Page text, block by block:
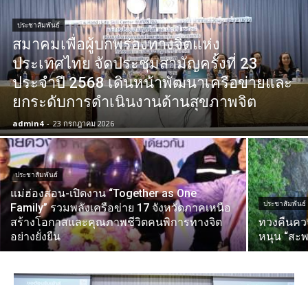
ประชาสัมพันธ์
สมาคมเพื่อผู้บกพร่องทางจิตแห่ง
ประเทศไทย จัดประชุมสามัญครั้งที่ 23
ประจำปี 2568 เดินหน้าพัฒนาเครือข่ายและ
ยกระดับการดำเนินงานด้านสุขภาพจิต
admin4 - 23 กรกฎาคม 2026
ประชาสัมพันธ์
แม่ฮ่องสอน-เปิดงาน “Together as One
Family” รวมพลังเครือข่าย 17 จังหวัดภาคเหนือ
สร้างโอกาสและคุณภาพชีวิตคนพิการทางจิต
อย่างยั่งยืน
ประชาสัมพันธ์
ทวงคืนค
หนุน “สะ